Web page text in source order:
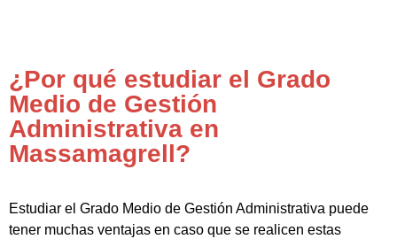
¿Por qué estudiar el Grado
Medio de Gestión
Administrativa en
Massamagrell?
Estudiar el Grado Medio de Gestión Administrativa puede
tener muchas ventajas en caso que se realicen estas